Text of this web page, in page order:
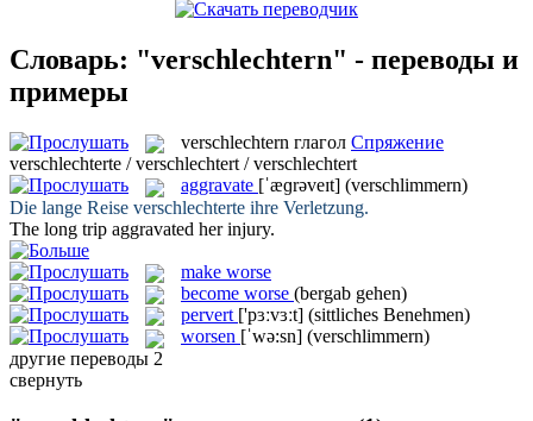
Словарь: "verschlechtern" - переводы и
примеры
verschlechtern глагол Спряжение
verschlechterte / verschlechtert / verschlechtert
aggravate [ˈæɡrəveɪt] (verschlimmern)
Die lange Reise verschlechterte ihre Verletzung.
The long trip aggravated her injury.
make worse
become worse (bergab gehen)
pervert ['pɜːvɜːt] (sittliches Benehmen)
worsen [ˈwə:sn] (verschlimmern)
другие переводы 2
свернуть